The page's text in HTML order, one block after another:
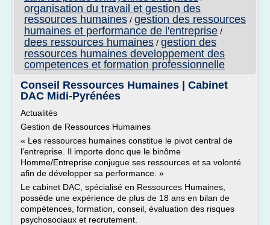
organisation du travail et gestion des
ressources humaines / gestion des ressources
humaines et performance de l'entreprise /
dees ressources humaines / gestion des
ressources humaines developpement des
competences et formation professionnelle
Conseil Ressources Humaines | Cabinet
DAC Midi-Pyrénées
Actualités
Gestion de Ressources Humaines
« Les ressources humaines constitue le pivot central de
l'entreprise. Il importe donc que le binôme
Homme/Entreprise conjugue ses ressources et sa volonté
afin de développer sa performance. »
Le cabinet DAC, spécialisé en Ressources Humaines,
possède une expérience de plus de 18 ans en bilan de
compétences, formation, conseil, évaluation des risques
psychosociaux et recrutement.